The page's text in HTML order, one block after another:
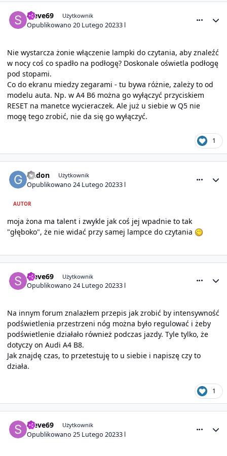
steve69 Użytkownik
Opublikowano20 Lutego 20233 l
Nie wystarcza żonie włączenie lampki do czytania, aby znaleźć
w nocy coś co spadło na podłogę? Doskonale oświetla podłogę
pod stopami.
Co do ekranu miedzy zegarami - tu bywa różnie, zależy to od
modelu auta. Np. w A4 B6 można go wyłączyć przyciskiem
RESET na manetce wycieraczek. Ale już u siebie w Q5 nie
mogę tego zrobić, nie da się go wyłączyć.
1
Gadon Użytkownik
Opublikowano24 Lutego 20233 l
AUTOR
moja żona ma talent i zwykle jak coś jej wpadnie to tak
"głęboko", że nie widać przy samej lampce do czytania
steve69 Użytkownik
Opublikowano24 Lutego 20233 l
Na innym forum znalazłem przepis jak zrobić by intensywność
podświetlenia przestrzeni nóg można było regulować i żeby
podświetlenie działało również podczas jazdy. Tyle tylko, że
dotyczy on Audi A4 B8.
Jak znajdę czas, to przetestuję to u siebie i napiszę czy to
działa.
1
steve69 Użytkownik
Opublikowano25 Lutego 20233 l